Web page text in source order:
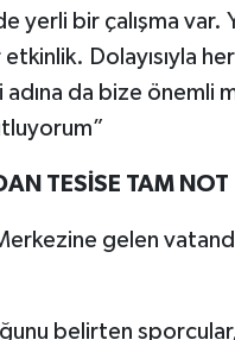
yerli bir çalışma var.
Dolayısıyla
da bize önemli
TESİSE TAM NOT
gelen
belirten